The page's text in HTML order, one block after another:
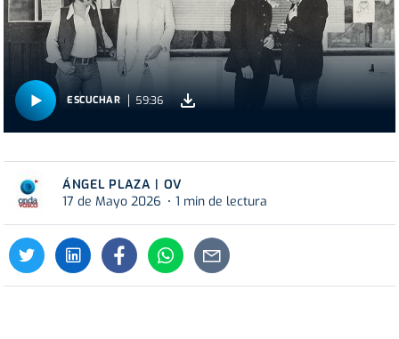
ESCUCHAR 59:36
ÁNGEL PLAZA | OV
17 de Mayo 2026
1 min de lectura